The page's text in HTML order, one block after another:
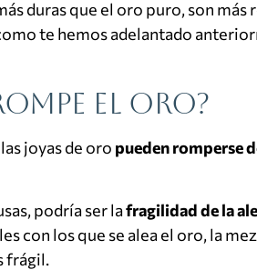
duras que el oro puro, son más
te hemos adelantado
el oro?
joyas de oro pueden romperse
podría ser lafragilidad de la
con los que se alea el oro, la
frágil.